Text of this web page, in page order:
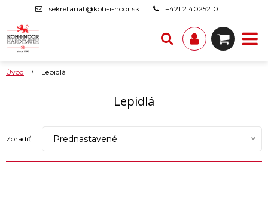
sekretariat@koh-i-noor.sk +421 2 40252101
Úvod Lepidlá
Lepidlá
Zoradiť: Prednastavené